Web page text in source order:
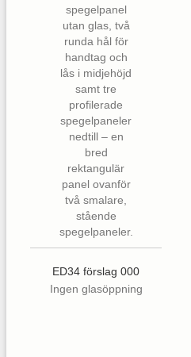
ED34 förslag 000
Ingen glasöppning